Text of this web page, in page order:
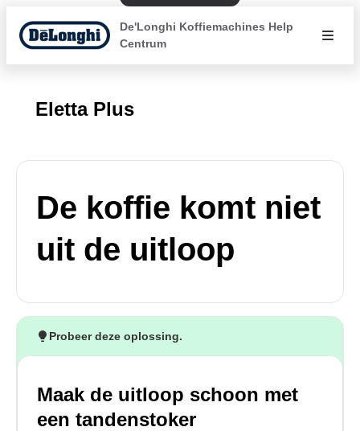
De'Longhi Koffiemachines Help
Centrum
Eletta Plus
De koffie komt niet
uit de uitloop
Probeer deze oplossing.
Maak de uitloop schoon met
een tandenstoker